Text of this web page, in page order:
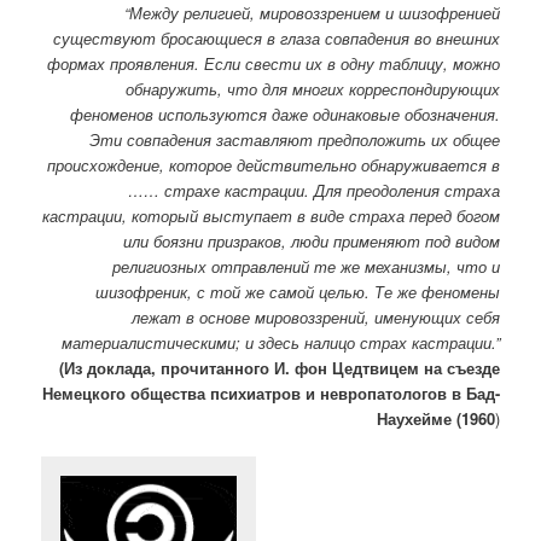
“Между религией, мировоззрением и шизофренией
существуют бросающиеся в глаза совпадения во внешних
формах проявления. Если свести их в одну таблицу, можно
обнаружить, что для многих корреспондирующих
феноменов используются даже одинаковые обозначения.
Эти совпадения заставляют предположить их общее
происхождение, которое действительно обнаруживается в
…… страхе кастрации. Для преодоления страха
кастрации, который выступает в виде страха перед богом
или боязни призраков, люди применяют под видом
религиозных отправлений те же механизмы, что и
шизофреник, с той же самой целью. Те же феномены
лежат в основе мировоззрений, именующих себя
материалистическими; и здесь налицо страх кастрации.”
(Из доклада, прочитанного И. фон Цедтвицем на съезде
Немецкого общества психиатров и невропатологов в Бад-
Наухейме (1960)